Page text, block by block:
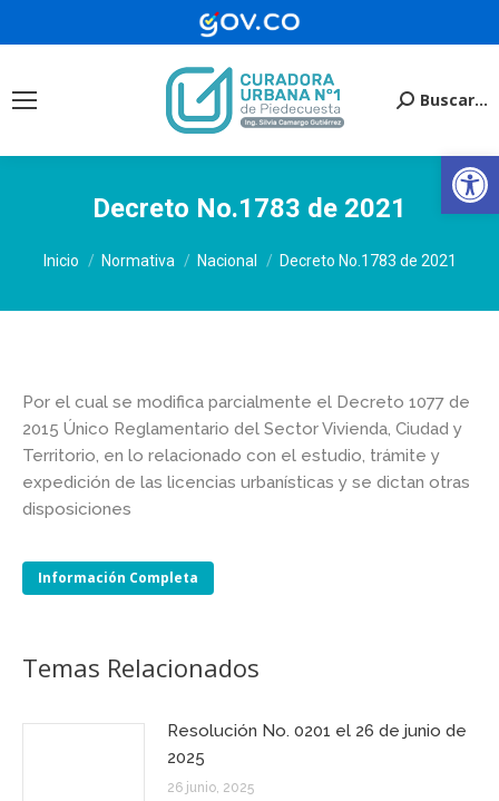
Buscar:
Buscar...
Decreto No.1783 de 2021
Inicio Normativa Nacional Decreto No.1783 de 2021
Por el cual se modifica parcialmente el Decreto 1077 de
2015 Único Reglamentario del Sector Vivienda, Ciudad y
Territorio, en lo relacionado con el estudio, trámite y
expedición de las licencias urbanísticas y se dictan otras
disposiciones
Información Completa
Temas Relacionados
Resolución No. 0201 el 26 de junio de
2025
26 junio, 2025